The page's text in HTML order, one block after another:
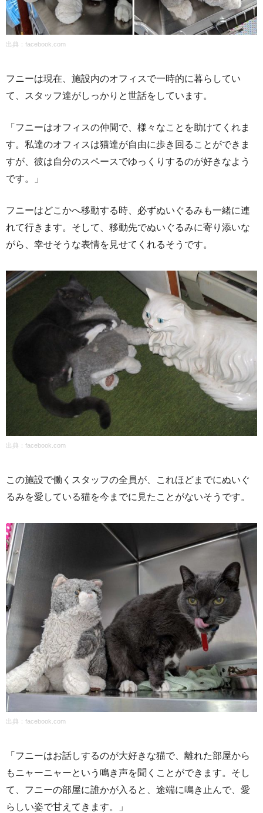
出典： facebook.com
フニーは現在、施設内のオフィスで一時的に暮らしてい
て、スタッフ達がしっかりと世話をしています。
「フニーはオフィスの仲間で、様々なことを助けてくれま
す。私達のオフィスは猫達が自由に歩き回ることができま
すが、彼は自分のスペースでゆっくりするのが好きなよう
です。」
フニーはどこかへ移動する時、必ずぬいぐるみも一緒に連
れて行きます。そして、移動先でぬいぐるみに寄り添いな
がら、幸せそうな表情を見せてくれるそうです。
出典： facebook.com
この施設で働くスタッフの全員が、これほどまでにぬいぐ
るみを愛している猫を今までに見たことがないそうです。
出典： facebook.com
「フニーはお話しするのが大好きな猫で、離れた部屋から
もニャーニャーという鳴き声を聞くことができます。そし
て、フニーの部屋に誰かが入ると、途端に鳴き止んで、愛
らしい姿で甘えてきます。」